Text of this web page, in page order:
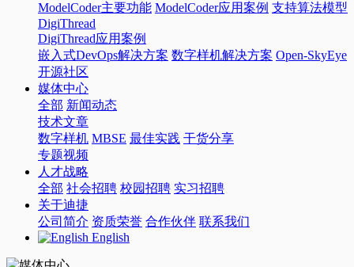
ModelCoder主要功能 ModelCoder应用案例 支持算法模型
DigiThread
DigiThread应用案例
嵌入式DevOps解决方案 数字样机解决方案 Open-SkyEye
开源社区
媒体中心
全部 新闻动态
技术文章
数字样机 MBSE 最佳实践 干货分享
专题视频
人才战略
全部 社会招聘 校园招聘 实习招聘
关于迪捷
公司简介 资质荣誉 合作伙伴 联系我们
English